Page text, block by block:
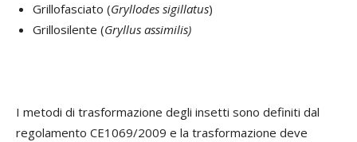
Grillofasciato (Gryllodes sigillatus)
Grillosilente (Gryllus assimilis)
I metodi di trasformazione degli insetti sono definiti dal
regolamento CE1069/2009 e la trasformazione deve